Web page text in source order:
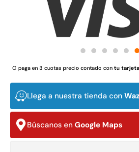
O paga en 3 cuotas precio contado con tu
Llega a nuestra tienda con
Búscanos en Google Maps
Juego Modular 03
QplayGround
5.987.128
Agregar al carrito
Pasto
$
30%